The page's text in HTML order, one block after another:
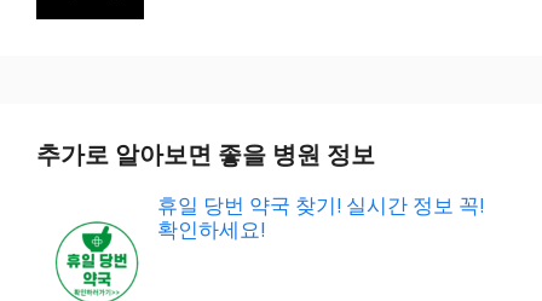
추가로 알아보면 좋을 병원 정보
휴일 당번 약국 찾기! 실시간 정보 꼭!
확인하세요!